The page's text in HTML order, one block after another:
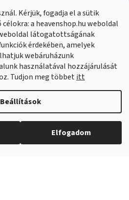
Kérjük, fogadja el a sütik
a heavenshop.hu weboldal
látogatottságának
érdekében, amelyek
webáruházunk
használatával hozzájárulását
Tudjon meg többetitt
Beállítások
Elfogadom